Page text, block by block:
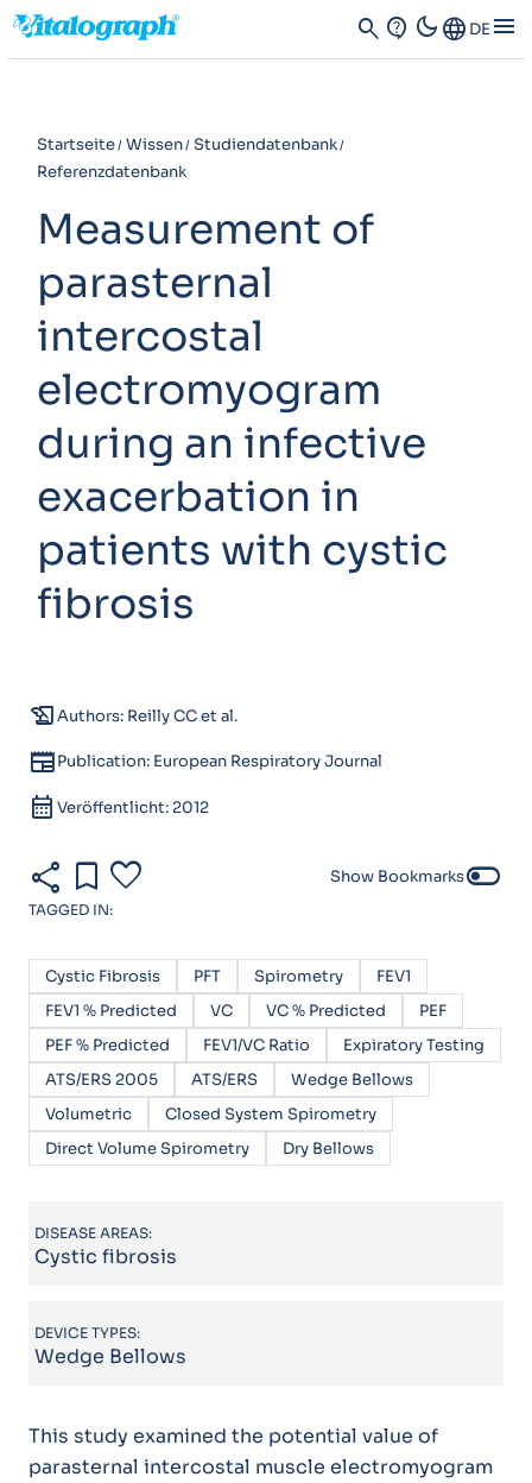
search contact_support dark_modeLanguage DE menu
Startseite Wissen Studiendatenbank
Referenzdatenbank
Measurement of
parasternal
intercostal
electromyogram
during an infective
exacerbation in
patients with cystic
fibrosis
history_eduAuthors: Reilly CC et al.
newspaperPublication: European Respiratory Journal
calendar_month Veröffentlicht: 2012
share bookmark favorite Show Bookmarkstoggle_off
TAGGED IN:
Cystic Fibrosis PFT Spirometry
FEV1
FEV1 % Predicted
VC VC % Predicted
PEF
PEF % Predicted
FEV1/VC Ratio
Expiratory Testing
ATS/ERS 2005
ATS/ERS
Wedge Bellows
Volumetric
Closed System Spirometry
Direct Volume Spirometry
Dry Bellows
DISEASE AREAS:
Cystic fibrosis
DEVICE TYPES:
Wedge Bellows
This study examined the potential value of
parasternal intercostal muscle electromyogram